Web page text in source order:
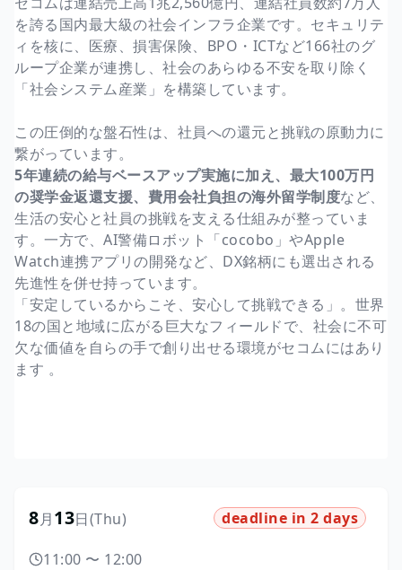
を誇る国内最大級の社会インフラ企業です。セキュリテ
ィを核に、医療、損害保険、BPO・ICTなど166社のグ
ループ企業が連携し、社会のあらゆる不安を取り除く
「社会システム産業」を構築しています。
この圧倒的な盤石性は、社員への還元と挑戦の原動力に
繋がっています。
5年連続の給与ベースアップ実施に加え、最大100万円
の奨学金返還支援、費用会社負担の海外留学制度など、
生活の安心と社員の挑戦を支える仕組みが整っていま
す。一方で、AI警備ロボット「cocobo」やApple
Watch連携アプリの開発など、DX銘柄にも選出される
先進性を併せ持っています。
「安定しているからこそ、安心して挑戦できる」。世界
18の国と地域に広がる巨大なフィールドで、社会に不可
欠な価値を自らの手で創り出せる環境がセコムにはあり
ます 。
8月13日(Thu) deadline in 2 days
11:00 〜 12:00